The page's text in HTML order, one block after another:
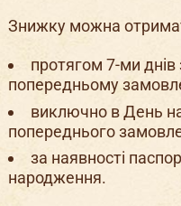
Знижку можна
протягом 7-ми
попередньому
виключно в День
попереднього
за наявності
народження.